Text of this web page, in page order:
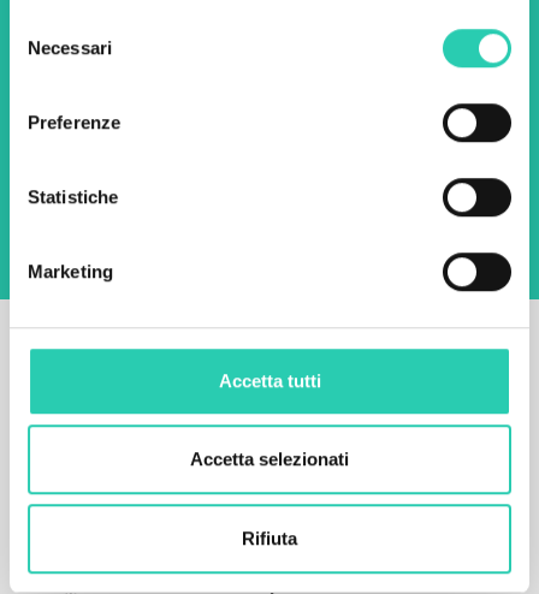
delNecessari
Preferenze
Statistiche
Marketing
Accetta tutti
Accetta selezionati
Rifiuta